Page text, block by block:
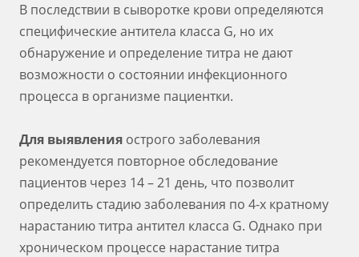
В последствии в сыворотке крови определяются
специфические антитела класса G, но их
обнаружение и определение титра не дают
возможности о состоянии инфекционного
процесса в организме пациентки.
Для выявления острого заболевания
рекомендуется повторное обследование
пациентов через 14 – 21 день, что позволит
определить стадию заболевания по 4-х кратному
нарастанию титра антител класса G. Однако при
хроническом процессе нарастание титра